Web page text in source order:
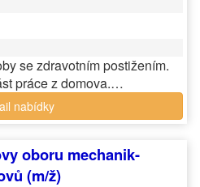
se zdravotním postižením.
práce z domova.…
nabídky
oboru mechanik-
(m/ž)